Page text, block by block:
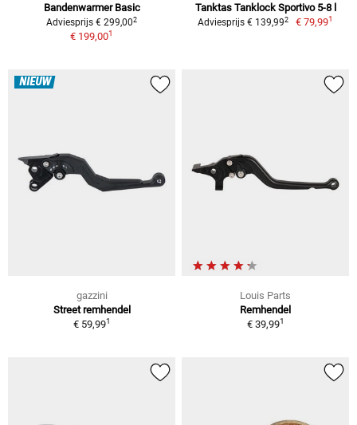
Bandenwarmer Basic
Adviesprijs € 299,002
€ 199,001
Tanktas Tanklock Sportivo 5-8 l
Adviesprijs € 139,992 € 79,991
NIEUW
gazzini
Street remhendel
€ 59,991
Louis Parts
Remhendel
€ 39,991